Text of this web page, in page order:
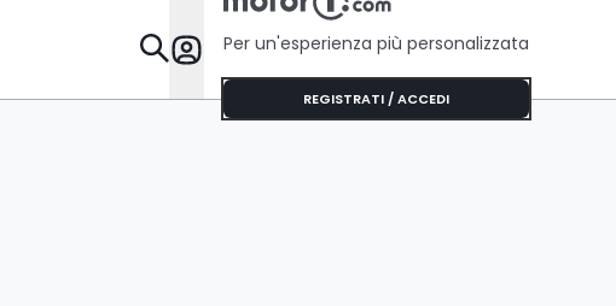
Da Sapere
Per un'esperienza più personalizzata
REGISTRATI / ACCEDI